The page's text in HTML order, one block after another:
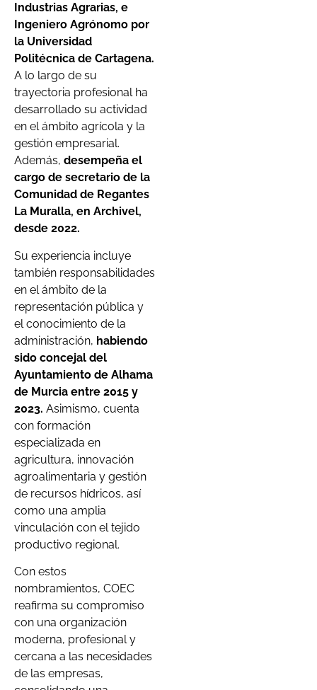
Industrias Agrarias, e
Ingeniero Agrónomo por
la Universidad
Politécnica de Cartagena.
A lo largo de su
trayectoria profesional ha
desarrollado su actividad
en el ámbito agrícola y la
gestión empresarial.
Además, desempeña el
cargo de secretario de la
Comunidad de Regantes
La Muralla, en Archivel,
desde 2022.
Su experiencia incluye
también responsabilidades
en el ámbito de la
representación pública y
el conocimiento de la
administración, habiendo
sido concejal del
Ayuntamiento de Alhama
de Murcia entre 2015 y
2023. Asimismo, cuenta
con formación
especializada en
agricultura, innovación
agroalimentaria y gestión
de recursos hídricos, así
como una amplia
vinculación con el tejido
productivo regional.
Con estos
nombramientos, COEC
reafirma su compromiso
con una organización
moderna, profesional y
cercana a las necesidades
de las empresas,